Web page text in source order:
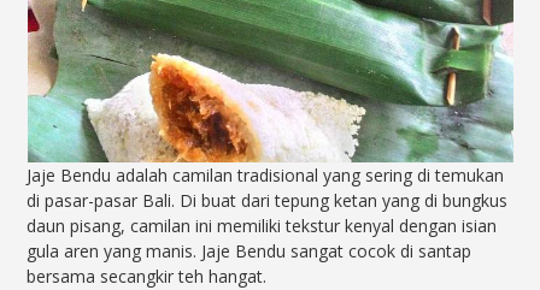
Jaje Bendu adalah camilan tradisional yang sering di temukan
di pasar-pasar Bali. Di buat dari tepung ketan yang di bungkus
daun pisang, camilan ini memiliki tekstur kenyal dengan isian
gula aren yang manis. Jaje Bendu sangat cocok di santap
bersama secangkir teh hangat.